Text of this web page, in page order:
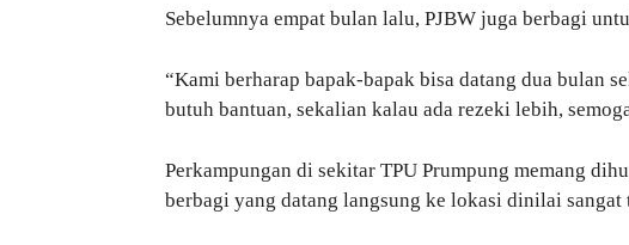
Sebelumnya empat bulan lalu, PJBW juga berbagi
“Kami berharap bapak-bapak bisa datang dua bulan
butuh bantuan, sekalian kalau ada rezeki lebih,
Perkampungan di sekitar TPU Prumpung memang
berbagi yang datang langsung ke lokasi dinilai sangat